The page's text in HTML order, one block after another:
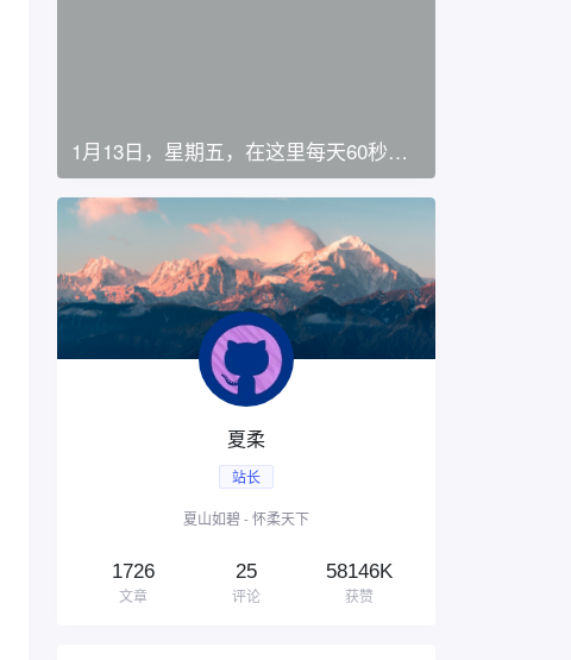
1月13日，星期五，在这里每天60秒读
懂世界！
夏柔
站长
夏山如碧 - 怀柔天下
1726
文章
25
评论
58146K
获赞